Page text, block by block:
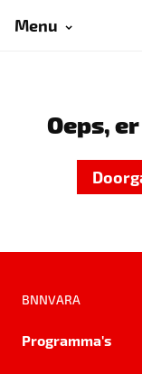
Menu
Oeps,
BNNVARA
Programma's